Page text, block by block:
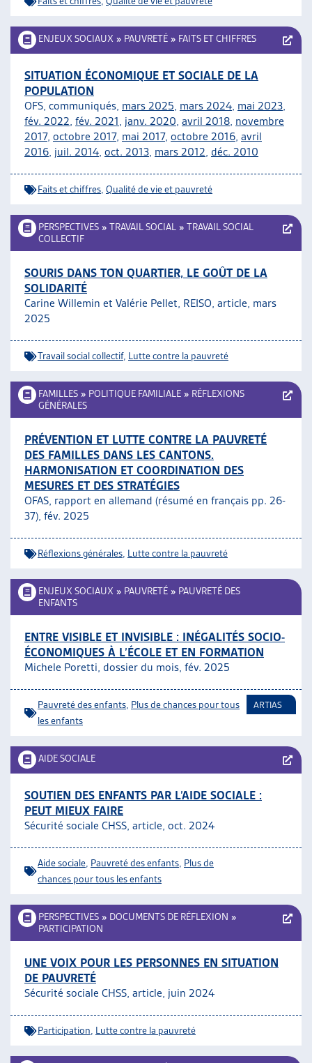
ENJEUX SOCIAUX » PAUVRETÉ » FAITS ET CHIFFRES
SITUATION ÉCONOMIQUE ET SOCIALE DE LA
POPULATION
OFS, communiqués, mars 2025, mars 2024, mai 2023,
fév. 2022, fév. 2021, janv. 2020, avril 2018, novembre
2017, octobre 2017, mai 2017, octobre 2016, avril
2016, juil. 2014, oct. 2013, mars 2012, déc. 2010
Faits et chiffres Qualité de vie et pauvreté
PERSPECTIVES » TRAVAIL SOCIAL » TRAVAIL SOCIAL
COLLECTIF
SOURIS DANS TON QUARTIER, LE GOÛT DE LA
SOLIDARITÉ
Carine Willemin et Valérie Pellet, REISO, article, mars
2025
Travail social collectif, Lutte contre la pauvreté
FAMILLES » POLITIQUE FAMILIALE » RÉFLEXIONS
GÉNÉRALES
PRÉVENTION ET LUTTE CONTRE LA PAUVRETÉ
DES FAMILLES DANS LES CANTONS.
HARMONISATION ET COORDINATION DES
MESURES ET DES STRATÉGIES
OFAS, rapport en allemand (résumé en français pp. 26-
37), fév. 2025
Réflexions générales Lutte contre la pauvreté
ENJEUX SOCIAUX » PAUVRETÉ » PAUVRETÉ DES
ENFANTS
ENTRE VISIBLE ET INVISIBLE : INÉGALITÉS SOCIO-
ÉCONOMIQUES À L’ÉCOLE ET EN FORMATION
Michele Poretti, dossier du mois, fév. 2025
Pauvreté des enfants Plus de chances pour tous
les enfants
ARTIAS
AIDE SOCIALE
SOUTIEN DES ENFANTS PAR L’AIDE SOCIALE :
PEUT MIEUX FAIRE
Sécurité sociale CHSS, article, oct. 2024
Aide sociale Pauvreté des enfants Plus de
chances pour tous les enfants
PERSPECTIVES » DOCUMENTS DE RÉFLEXION »
PARTICIPATION
UNE VOIX POUR LES PERSONNES EN SITUATION
DE PAUVRETÉ
Sécurité sociale CHSS, article, juin 2024
Participation Lutte contre la pauvreté